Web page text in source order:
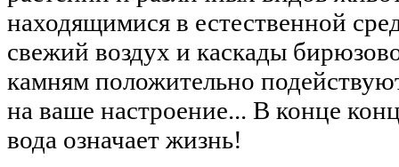
находящимися в естественной
свежий воздух и каскады
камням положительно
на ваше настроение... В конце
вода означает жизнь!